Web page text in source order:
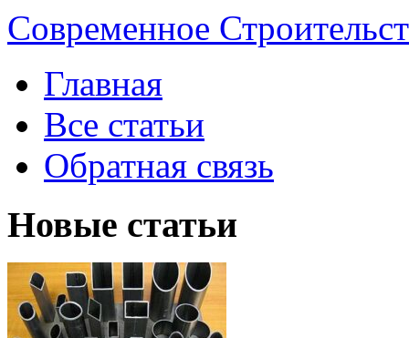
Современное
Главная
Все статьи
Обратная связь
Новые статьи